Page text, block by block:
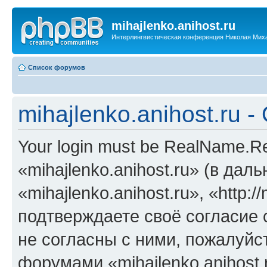
mihajlenko.anihost.ru
Интерлингвистическая конференция Николая
Список форумов
mihajlenko.anihost.ru
Your login must be
«mihajlenko.anihost.ru» (в
«mihajlenko.anihost.ru»,
подтверждаете своё
не согласны с ними,
форумами